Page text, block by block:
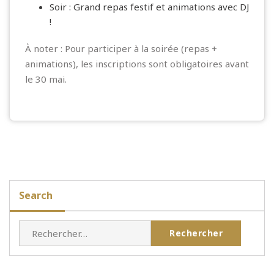
Soir : Grand repas festif et animations avec DJ
!
À noter : Pour participer à la soirée (repas +
animations), les inscriptions sont obligatoires avant
le 30 mai.
Search